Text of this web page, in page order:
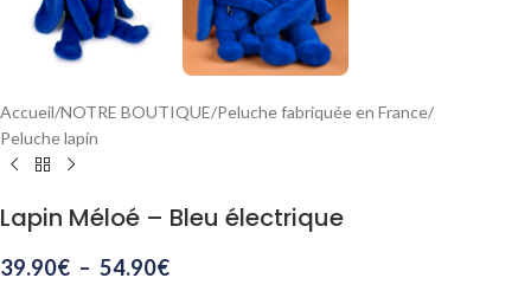
Accueil/NOTRE BOUTIQUE/Peluche fabriquée en France/
Peluche lapin
Lapin Méloé – Bleu électrique
39.90€ – 54.90€